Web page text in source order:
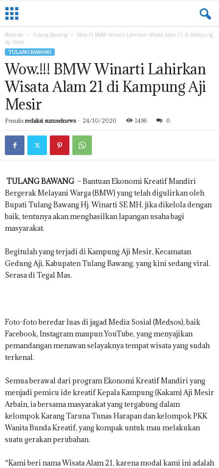
M
E
Beranda Tulang Bawang
Wow.!!! BMW Winarti Lahirkan Wisata Alam 21 di Kampung
Aji Mesir
TULANG BAWANG
Wow.!!! BMW Winarti Lahirkan
Wisata Alam 21 di Kampung Aji
Mesir
Penulis redaksi sumselnews- 24/10/2020 1496 0
TULANG BAWANG – Bantuan Ekonomi Kreatif Mandiri
Bergerak Melayani Warga (BMW) yang telah digulirkan oleh
Bupati Tulang Bawang Hj. Winarti SE MH, jika dikelola dengan
baik, tentunya akan menghasilkan lapangan usaha bagi
masyarakat.
Begitulah yang terjadi di Kampung Aji Mesir, Kecamatan
Gedung Aji, Kabupaten Tulang Bawang, yang kini sedang viral.
Serasa di Tegal Mas.
Foto-foto beredar luas di jagad Media Sosial (Medsos), baik
Facebook, Instagram maupun YouTube, yang menyajikan
pemandangan menawan selayaknya tempat wisata yang sudah
terkenal.
Semua berawal dari program Ekonomi Kreatif Mandiri yang
menjadi pemicu ide kreatif Kepala Kampung (Kakam) Aji Mesir
Arbain, ia bersama masyarakat yang tergabung dalam
kelompok Karang Taruna Tunas Harapan dan kelompok PKK
Wanita Bunda Kreatif, yang kompak untuk mau melakukan
suatu gerakan perubahan.
“Kami beri nama Wisata Alam 21, karena modal kami ini adalah